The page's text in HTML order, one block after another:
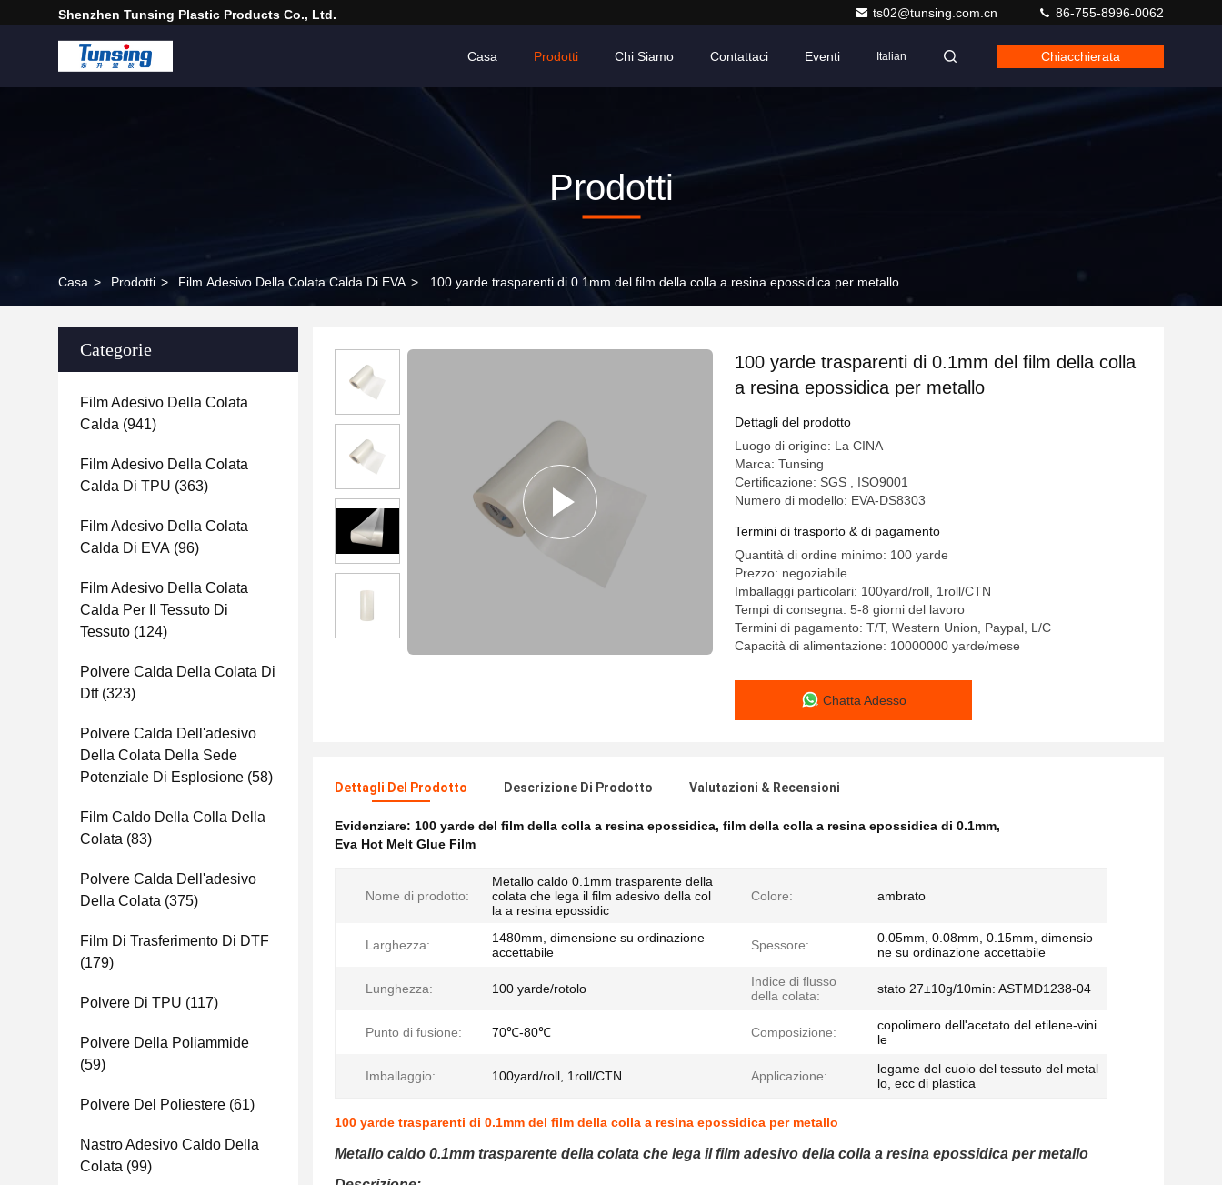
Shenzhen Tunsing Plastic Products Co., Ltd. ts02@tunsing.com.cn 86-755-8996-0062
Casa Prodotti Chi Siamo Contattaci Eventi Italian Chiacchierata
Prodotti
Casa > Prodotti > Film Adesivo Della Colata Calda Di EVA > 100 yarde trasparenti di 0.1mm del film della colla a resina epossidica per metallo
Categorie
Film Adesivo Della Colata
Calda (941)
Film Adesivo Della Colata
Calda Di TPU (363)
Film Adesivo Della Colata
Calda Di EVA (96)
Film Adesivo Della Colata
Calda Per Il Tessuto Di
Tessuto (124)
Polvere Calda Della Colata Di
Dtf(323)
Polvere Calda Dell'adesivo
Della Colata Della Sede
Potenziale Di Esplosione (58)
Film Caldo Della Colla Della
Colata (83)
Polvere Calda Dell'adesivo
Della Colata (375)
Film Di Trasferimento Di DTF
(179)
Polvere Di TPU (117)
Polvere Della Poliammide
(59)
Polvere Del Poliestere (61)
Nastro Adesivo Caldo Della
Colata (99)
100 yarde trasparenti di 0.1mm del film della colla
a resina epossidica per metallo
Dettagli del prodotto
Luogo di origine: La CINA
Marca: Tunsing
Certificazione: SGS , ISO9001
Numero di modello: EVA-DS8303
Termini di trasporto & di pagamento
Quantità di ordine minimo: 100 yarde
Prezzo: negoziabile
Imballaggi particolari: 100yard/roll, 1roll/CTN
Tempi di consegna: 5-8 giorni del lavoro
Termini di pagamento: T/T, Western Union, Paypal, L/C
Capacità di alimentazione: 10000000 yarde/mese
Chatta Adesso
Dettagli Del Prodotto Descrizione Di Prodotto Valutazioni & Recensioni
Evidenziare: 100 yarde del film della colla a resina epossidica, film della colla a resina epossidica di 0.1mm,
Eva Hot Melt Glue Film
Nome di prodotto:
Metallo caldo 0.1mm trasparente della
colata che lega il film adesivo della col
la a resina epossidic
Colore: ambrato
Larghezza:
1480mm, dimensione su ordinazione
accettabile
Spessore:
0.05mm, 0.08mm, 0.15mm, dimensio
ne su ordinazione accettabile
Lunghezza: 100 yarde/rotolo
Indice di flusso
della colata:
stato 27±10g/10min: ASTMD1238-04
Punto di fusione: 70℃-80℃ Composizione:
copolimero dell'acetato del etilene-vini
le
Imballaggio: 100yard/roll, 1roll/CTN Applicazione:
legame del cuoio del tessuto del metal
lo, ecc di plastica
100 yarde trasparenti di 0.1mm del film della colla a resina epossidica per metallo
Metallo caldo 0.1mm trasparente della colata che lega il film adesivo della colla a resina epossidica per metallo